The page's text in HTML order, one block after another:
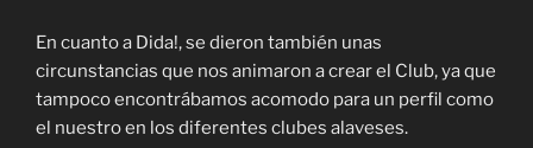
En cuanto a Dida!, se dieron también unas
circunstancias que nos animaron a crear el Club, ya que
tampoco encontrábamos acomodo para un perfil como
el nuestro en los diferentes clubes alaveses.